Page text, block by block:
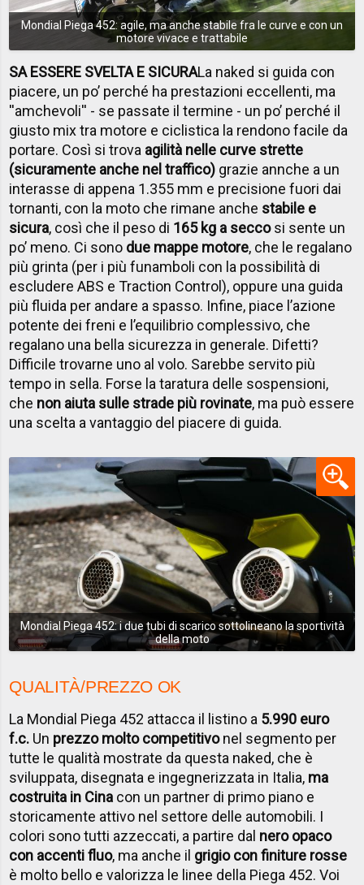
Mondial Piega 452: agile, ma anche stabile fra le curve e con un
motore vivace e trattabile
SA ESSERE SVELTA E SICURALa naked si guida con
piacere, un po’ perché ha prestazioni eccellenti, ma
''amchevoli'' - se passate il termine - un po’ perché il
giusto mix tra motore e ciclistica la rendono facile da
portare. Così si trova agilità nelle curve strette
(sicuramente anche nel traffico) grazie annche a un
interasse di appena 1.355 mm e precisione fuori dai
tornanti, con la moto che rimane anche stabile e
sicura, così che il peso di 165 kg a seccosi sente un
po’ meno. Ci sono due mappe motore, che le regalano
più grinta (per i più funamboli con la possibilità di
escludere ABS e Traction Control), oppure una guida
più fluida per andare a spasso. Infine, piace l’azione
potente dei freni e l’equilibrio complessivo, che
regalano una bella sicurezza in generale. Difetti?
Difficile trovarne uno al volo. Sarebbe servito più
tempo in sella. Forse la taratura delle sospensioni,
che non aiuta sulle strade più rovinate, ma può essere
una scelta a vantaggio del piacere di guida.
Mondial Piega 452: i due tubi di scarico sottolineano la sportività
della moto
QUALITÀ/PREZZO OK
La Mondial Piega 452 attacca il listino a 5.990 euro
f.c. Un prezzo molto competitivonel segmento per
tutte le qualità mostrate da questa naked, che è
sviluppata, disegnata e ingegnerizzata in Italia, ma
costruita in Cina con un partner di primo piano e
storicamente attivo nel settore delle automobili. I
colori sono tutti azzeccati, a partire dal nero opaco
con accenti fluo, ma anche il grigio con finiture rosse
è molto bello e valorizza le linee della Piega 452. Voi